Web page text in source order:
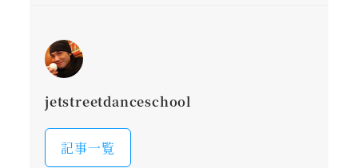
jetstreetdanceschool
記事一覧